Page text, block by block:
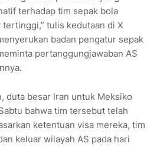
terhadap tim sepak bola
tulis kedutaan di X
badan pengatur sepak
pertanggungjawaban AS
duta besar Iran untuk Meksiko
bahwa tim tersebut telah
ketentuan visa mereka, tim
keluar wilayah AS pada hari